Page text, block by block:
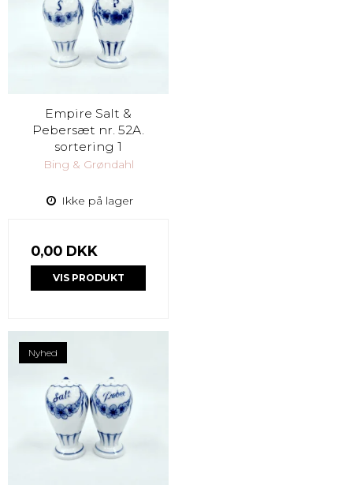
Empire Salt &
Pebersæt nr. 52A.
sortering 1
Bing & Grøndahl
Ikke på lager
0,00 DKK
VIS PRODUKT
Nyhed